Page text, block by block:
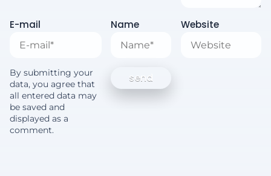
E-mail Name Website
By submitting your
data, you agree that
all entered data may
be saved and
displayed as a
comment.